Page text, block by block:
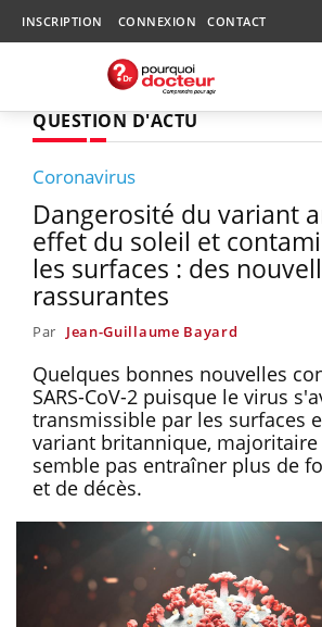
INSCRIPTION CONNEXION CONTACT
QUESTION D'ACTU
Coronavirus
Dangerosité du variant
effet du soleil et
les surfaces : des
rassurantes
Par Jean-Guillaume Bayard
Quelques bonnes nouvelles
SARS-CoV-2 puisque le virus
transmissible par les surfaces
variant britannique, majoritaire
semble pas entraîner plus de
et de décès.